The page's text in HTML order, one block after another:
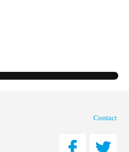
Contact